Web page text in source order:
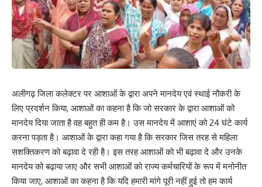
अलीगढ़ जिला कलेक्टर पर आशाओं के द्वारा अपने मानदेय एवं स्थाई नौकरी के
लिए प्रदर्शन किया, आशाओं का कहना है कि जो सरकार के द्वारा आशाओं को
मानदेय दिया जाता है वह बहुत ही कम है। उस मानदेय में आशाएं को 24 घंटे कार्य
करना पड़ता है। आशाओं के द्वारा कहा गया है कि सरकार जिस तरह से महिला
सशक्तिकरण को बढ़ावा दे रही है। इस तरह आशाओं को भी बढ़ावा दे और उनके
मानदेय को बढ़ाया जाए और सभी आशाओं को राज्य कर्मचारियों के रूप में मनोनीत
किया जाए, आशाओं का कहना है कि यदि हमारी मांगे पूरी नहीं हुई तो हम कार्य